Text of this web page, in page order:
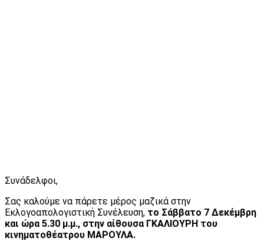
Συνάδελφοι,
Σας καλούμε να πάρετε μέρος μαζικά στην
Εκλογοαπολογιστική Συνέλευση, το Σάββατο 7 Δεκέμβρη
και ώρα 5.30 μ.μ., στην αίθουσα ΓΚΑΛΙΟΥΡΗ του
κινηματοθέατρου ΜΑΡΟΥΛΑ.